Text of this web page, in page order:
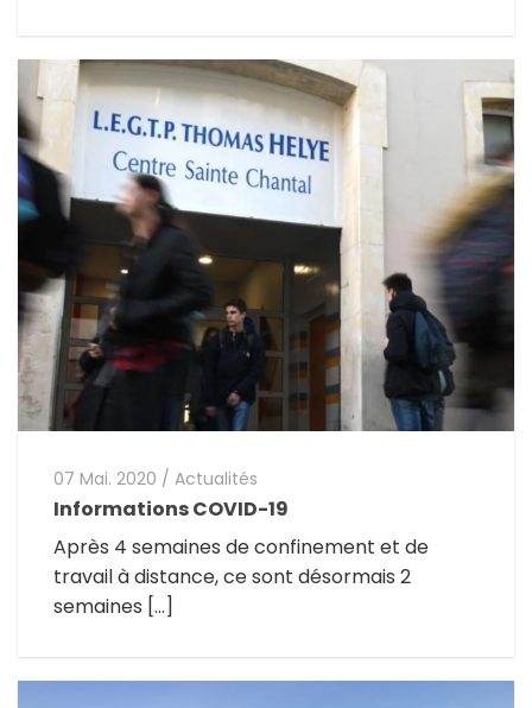
07 Mai. 2020 / Actualités
Informations COVID-19
Après 4 semaines de confinement et de
travail à distance, ce sont désormais 2
semaines […]